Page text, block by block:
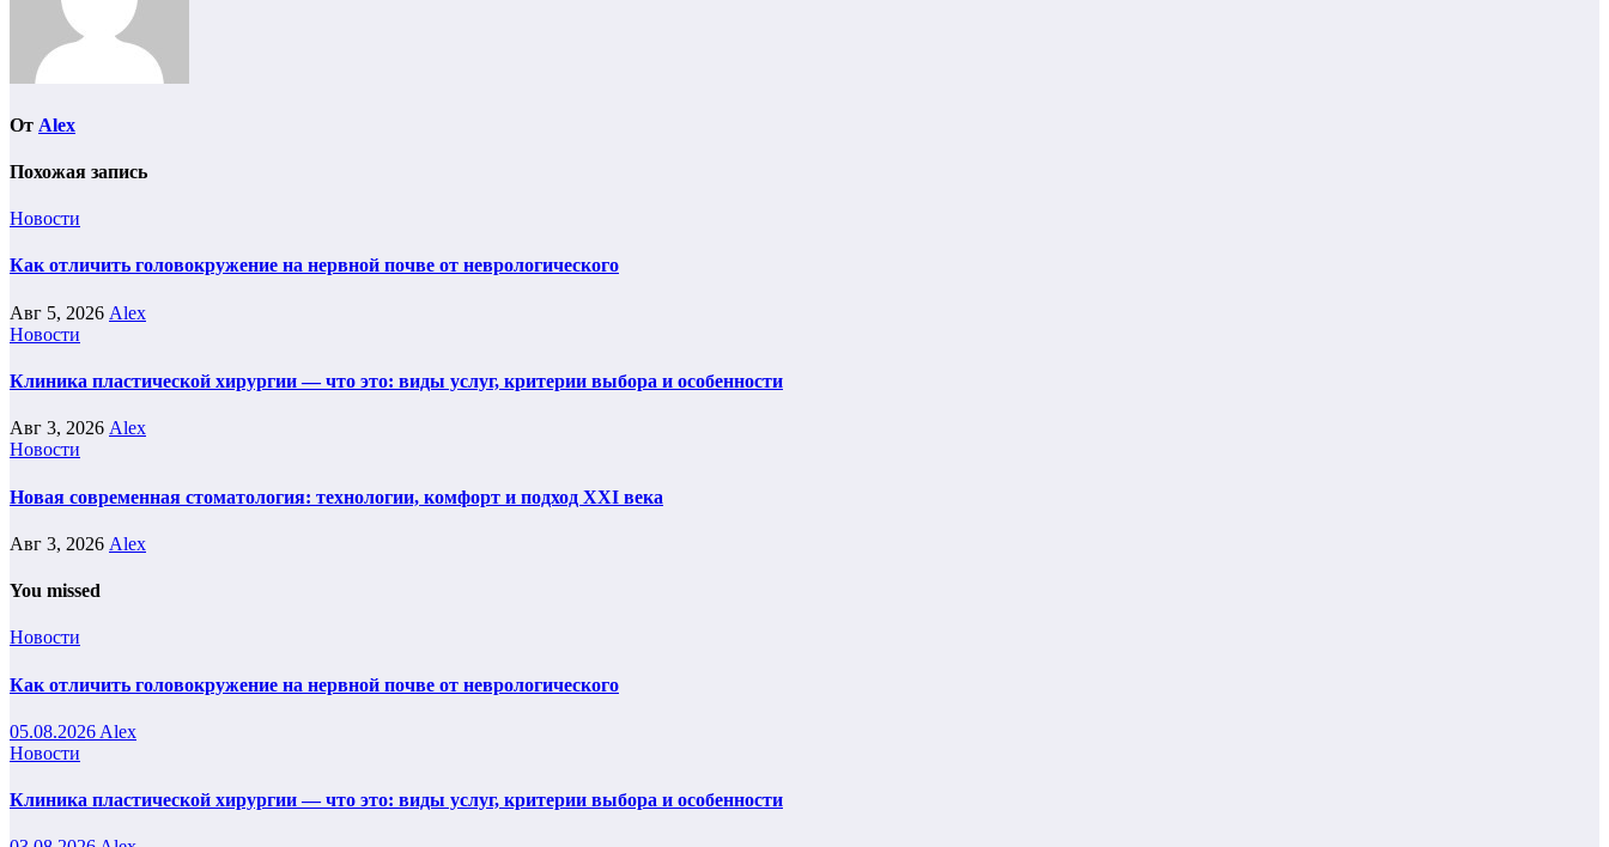
От Alex
Похожая запись
Новости
Как отличить головокружение на нервной почве от неврологического
Авг 5, 2026 Alex
Новости
Клиника пластической хирургии — что это: виды услуг, критерии выбора и особенности
Авг 3, 2026 Alex
Новости
Новая современная стоматология: технологии, комфорт и подход XXI века
Авг 3, 2026 Alex
You missed
Новости
Как отличить головокружение на нервной почве от неврологического
05.08.2026 Alex
Новости
Клиника пластической хирургии — что это: виды услуг, критерии выбора и особенности